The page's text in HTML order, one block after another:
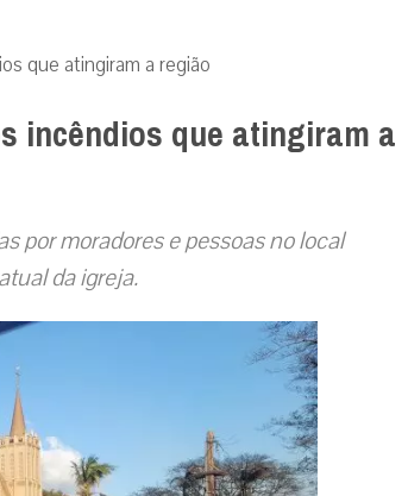
que atingiram a região
incêndios que atingiram a
por moradores e pessoas no local
da igreja.